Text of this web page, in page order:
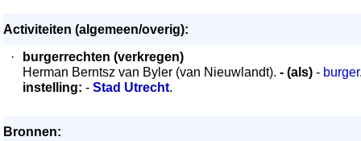
Activiteiten (algemeen/overig):
·
burgerrechten (verkregen)
Herman Berntsz van Byler (van Nieuwlandt). - (als) - burger
instelling: - Stad Utrecht.
Bronnen: